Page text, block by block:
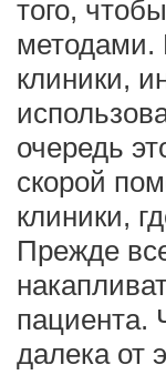
того,
методами.
клиники,
очередь
скорой
клиники,
Прежде
пациента.
далека от